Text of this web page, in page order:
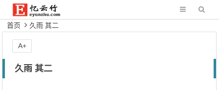
首页 久雨 其二
久雨 其二
A+